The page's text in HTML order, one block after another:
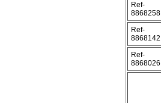
Ref-
8868258
Ref-
8868142
Ref-
8868026